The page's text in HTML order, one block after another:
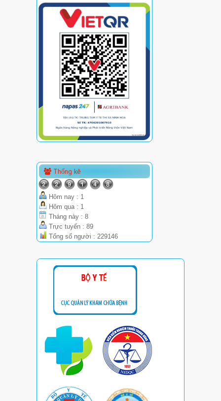
Thống kê
Hôm nay : 1
Hôm qua : 1
Tháng này : 8
Trực tuyến : 89
Tổng số người : 229146